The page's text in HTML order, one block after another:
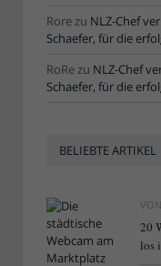
Rorezu NLZ-Chef
Schaefer, für die
RoRezu NLZ-Chef
Schaefer, für die
BELIEBTE ARTIKEL
VON
20
los